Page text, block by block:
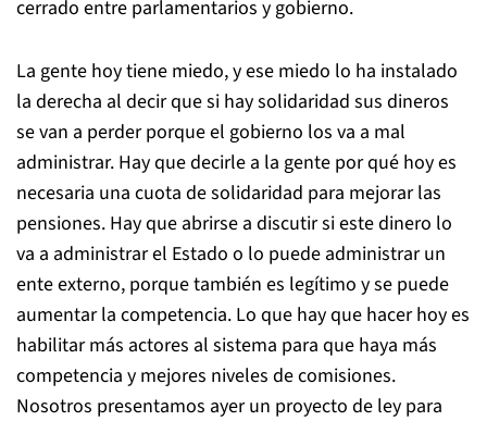
cerrado entre parlamentarios y gobierno.
La gente hoy tiene miedo, y ese miedo lo ha instalado
la derecha al decir que si hay solidaridad sus dineros
se van a perder porque el gobierno los va a mal
administrar. Hay que decirle a la gente por qué hoy es
necesaria una cuota de solidaridad para mejorar las
pensiones. Hay que abrirse a discutir si este dinero lo
va a administrar el Estado o lo puede administrar un
ente externo, porque también es legítimo y se puede
aumentar la competencia. Lo que hay que hacer hoy es
habilitar más actores al sistema para que haya más
competencia y mejores niveles de comisiones.
Nosotros presentamos ayer un proyecto de ley para